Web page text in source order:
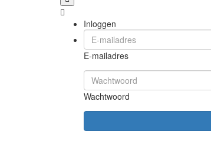
Inloggen
E-mailadres
Wachtwoord